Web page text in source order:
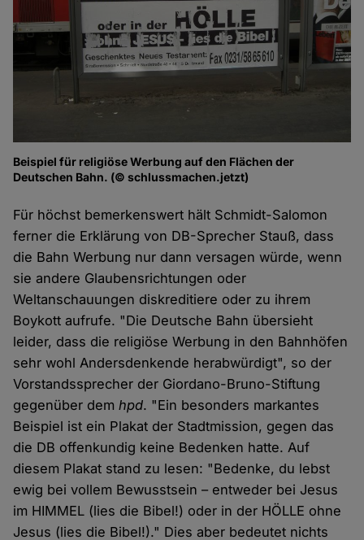
Beispiel für religiöse Werbung auf den Flächen der
Deutschen Bahn. (© schlussmachen.jetzt)
Für höchst bemerkenswert hält Schmidt-Salomon
ferner die Erklärung von DB-Sprecher Stauß, dass
die Bahn Werbung nur dann versagen würde, wenn
sie andere Glaubensrichtungen oder
Weltanschauungen diskreditiere oder zu ihrem
Boykott aufrufe. "Die Deutsche Bahn übersieht
leider, dass die religiöse Werbung in den Bahnhöfen
sehr wohl Andersdenkende herabwürdigt", so der
Vorstandssprecher der Giordano-Bruno-Stiftung
gegenüber demhpd. "Ein besonders markantes
Beispiel ist ein Plakat der Stadtmission, gegen das
die DB offenkundig keine Bedenken hatte. Auf
diesem Plakat stand zu lesen: "Bedenke, du lebst
ewig bei vollem Bewusstsein – entweder bei Jesus
im HIMMEL (lies die Bibel!) oder in der HÖLLE ohne
Jesus (lies die Bibel!)." Dies aber bedeutet nichts